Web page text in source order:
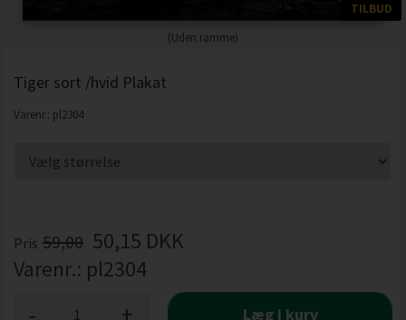
TILBUD
(Uden ramme)
Tiger sort /hvid Plakat
Varenr.: pl2304
Pris 59,00 50,15 DKK
Varenr.: pl2304
Læg i kurv